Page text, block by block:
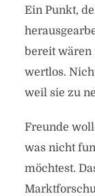
Ein Punkt,
bereit wären
wertlos.
weil sie zu
Freunde
was nicht
möchtest.